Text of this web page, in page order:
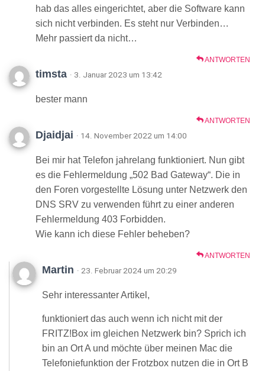
hab das alles eingerichtet, aber die Software kann
sich nicht verbinden. Es steht nur Verbinden…
Mehr passiert da nicht…
ANTWORTEN
timsta · 3. Januar 2023 um 13:42
bester mann
ANTWORTEN
Djaidjai · 14. November 2022 um 14:00
Bei mir hat Telefon jahrelang funktioniert. Nun gibt
es die Fehlermeldung „502 Bad Gateway“. Die in
den Foren vorgestellte Lösung unter Netzwerk den
DNS SRV zu verwenden führt zu einer anderen
Fehlermeldung 403 Forbidden.
Wie kann ich diese Fehler beheben?
ANTWORTEN
Martin · 23. Februar 2024 um 20:29
Sehr interessanter Artikel,
funktioniert das auch wenn ich nicht mit der
FRITZ!Box im gleichen Netzwerk bin? Sprich ich
bin an Ort A und möchte über meinen Mac die
Telefoniefunktion der Frotzbox nutzen die in Ort B